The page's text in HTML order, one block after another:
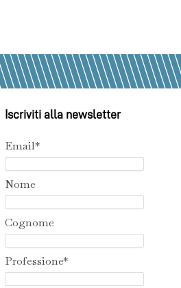
Iscriviti alla newsletter
Email*
Nome
Cognome
Professione*